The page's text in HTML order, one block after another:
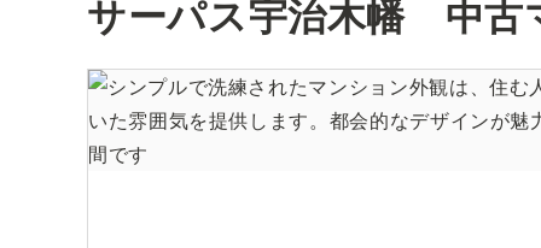
サーパス宇治木幡 中古